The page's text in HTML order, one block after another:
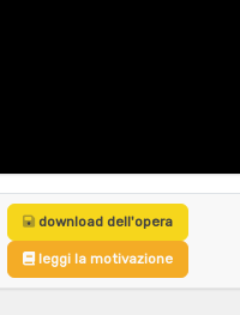
download dell'opera
leggi la motivazione